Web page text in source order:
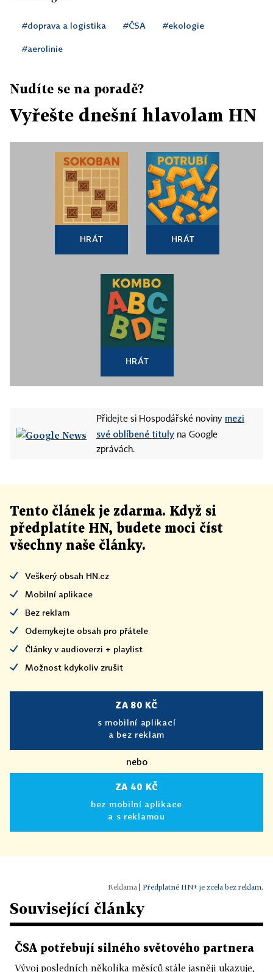
#doprava a logistika #ČSA #ekologie
#aerolinie
Nudíte se na poradě?
Vyřešte dnešní hlavolam HN
HRÁT HRÁT
HRÁT
Přidejte si Hospodářské noviny mezi
své oblíbené tituly na Google
zprávách.
Tento článek je zdarma. Když si
předplatíte HN, budete moci číst
všechny naše články.
Veškerý obsah HN.cz
Mobilní aplikace
Bez reklam
Odemykejte obsah pro přátele
Články v audioverzi + playlist
Možnost kdykoliv zrušit
ZA 80 KČ
s mobilní aplikací
a bez reklam
nebo
ZA 40 KČ
bez mobilní aplikace
a s reklamou
Předplatné HN+ je zcela bez reklam.
Související články
ČSA potřebují silného světového partnera
Vývoj posledních několika měsíců stále jasněji ukazuje,